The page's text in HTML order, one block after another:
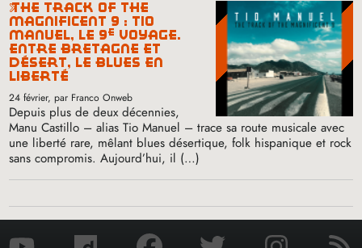
the track of the
magnificent 9 : tio
manuel, le 9e voyage.
entre bretagne et
désert, le blues en
liberté
24 février, par Franco Onweb
Depuis plus de deux décennies,
Manu Castillo – alias Tio Manuel – trace sa route musicale avec
une liberté rare, mêlant blues désertique, folk hispanique et rock
sans compromis. Aujourd’hui, il (…)